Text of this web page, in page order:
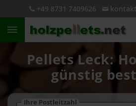
+49 8731 7409626
Pellets Leck:
günstig
Ihre Postleitzahl